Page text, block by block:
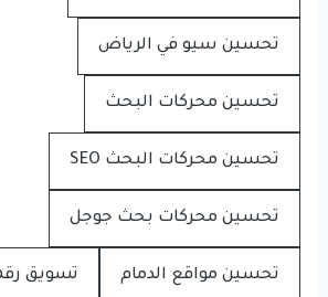
تحسين سيو في الرياض
تحسين محركات البحث
تحسين محركات البحث SEO
تحسين محركات بحث جوجل
تحسين مواقع الدمام تسويق